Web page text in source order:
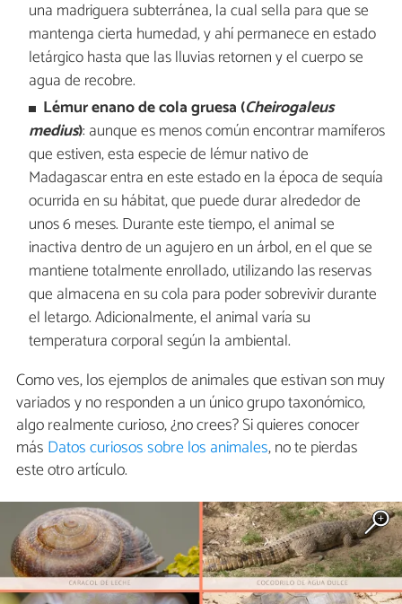
una madriguera subterránea, la cual sella para que se
mantenga cierta humedad, y ahí permanece en estado
letárgico hasta que las lluvias retornen y el cuerpo se
agua de recobre.
Lémur enano de cola gruesa (Cheirogaleus
medius): aunque es menos común encontrar mamíferos
que estiven, esta especie de lémur nativo de
Madagascar entra en este estado en la época de sequía
ocurrida en su hábitat, que puede durar alrededor de
unos 6 meses. Durante este tiempo, el animal se
inactiva dentro de un agujero en un árbol, en el que se
mantiene totalmente enrollado, utilizando las reservas
que almacena en su cola para poder sobrevivir durante
el letargo. Adicionalmente, el animal varía su
temperatura corporal según la ambiental.
Como ves, los ejemplos de animales que estivan son muy
variados y no responden a un único grupo taxonómico,
algo realmente curioso, ¿no crees? Si quieres conocer
más Datos curiosos sobre los animales, no te pierdas
este otro artículo.